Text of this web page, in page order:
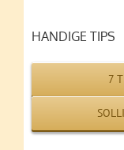
HANDIGE TIPS
7